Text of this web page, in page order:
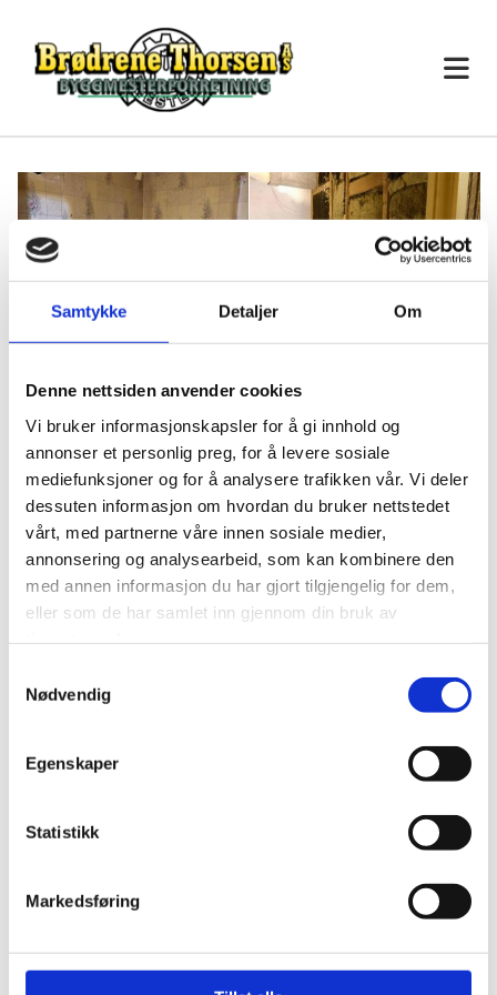
Samtykke Detaljer Om
Denne nettsiden anvender cookies
Vi bruker informasjonskapsler for å gi innhold og
annonser et personlig preg, for å levere sosiale
mediefunksjoner og for å analysere trafikken vår. Vi deler
dessuten informasjon om hvordan du bruker nettstedet
vårt, med partnerne våre innen sosiale medier,
annonsering og analysearbeid, som kan kombinere den
med annen informasjon du har gjort tilgjengelig for dem,
eller som de har samlet inn gjennom din bruk av
Nødvendig
Egenskaper
Statistikk
Markedsføring